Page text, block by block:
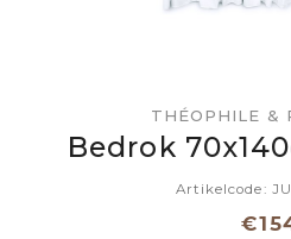
THÉOPHILE &
Bedrok
Artikelcode: